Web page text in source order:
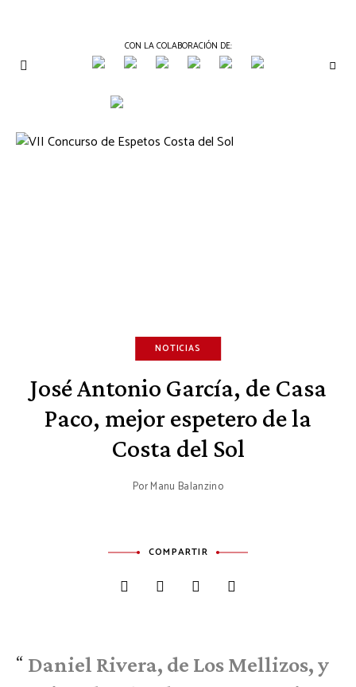
CON LA COLABORACIÓN DE:
GOURMET
JOURNAL
Periódico
Gastronomía
NOTICIAS
José Antonio García, de Casa
Paco, mejor espetero de la
Costa del Sol
PorManu Balanzino
COMPARTIR
Daniel Rivera, de Los Mellizos, y